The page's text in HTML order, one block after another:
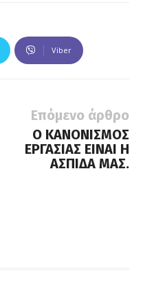
Viber
Επόμενο άρθρο
Ο ΚΑΝΟΝΙΣΜΟΣ
ΕΡΓΑΣΙΑΣ ΕΙΝΑΙ Η
ΑΣΠΙΔΑ ΜΑΣ.